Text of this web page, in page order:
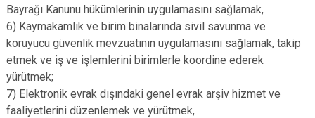
Bayrağı Kanunu hükümlerinin uygulamasını sağlamak,
6) Kaymakamlık ve birim binalarında sivil savunma ve
koruyucu güvenlik mevzuatının uygulamasını sağlamak, takip
etmek ve iş ve işlemlerini birimlerle koordine ederek
yürütmek;
7) Elektronik evrak dışındaki genel evrak arşiv hizmet ve
faaliyetlerini düzenlemek ve yürütmek,